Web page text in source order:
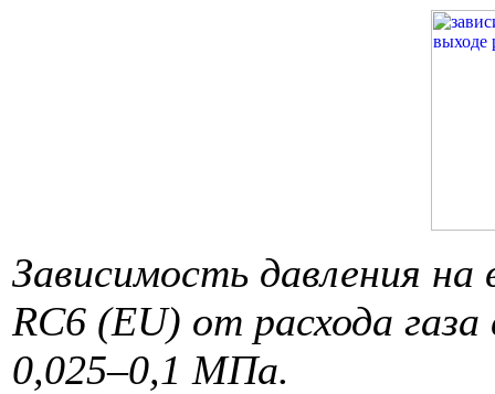
Зависимость давления
RC6 (EU) от расхода газа
0,025–0,1 МПа.